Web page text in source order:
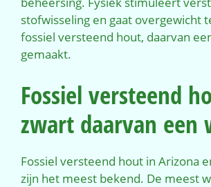
stofwisseling en gaat overgewicht
fossiel versteend hout, daarvan
gemaakt.
Fossiel versteend
zwart daarvan een
Fossiel versteend hout in Arizona
zijn het meest bekend. De meest